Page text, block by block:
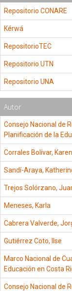
Repositorio CONARE
Kérwá
RepositorioTEC
Repositorio UTN
Repositorio UNA
Autor
Consejo Nacional de
Planificación de la
Corrales Bolívar, Karen
Sandí-Araya,
Trejos Solórzano,
Meneses, Karla
Cabrera Valverde,
Gutiérrez Coto, Ilse
Marco Nacional de
Educación en Costa
Consejo Nacional de